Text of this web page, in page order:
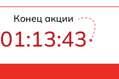
Конец акции
01:13:42